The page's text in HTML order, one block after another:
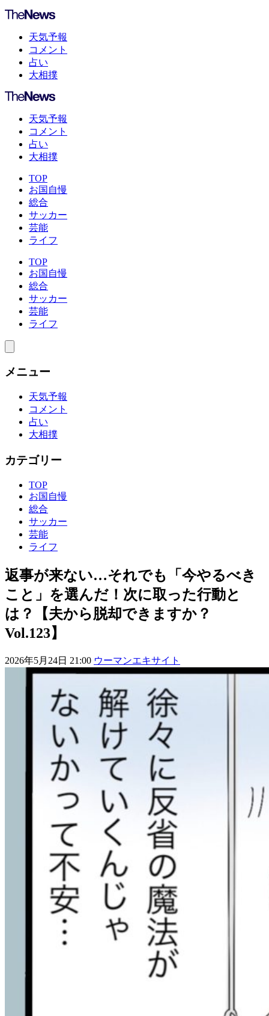
天気予報
コメント
占い
大相撲
天気予報
コメント
占い
大相撲
TOP
お国自慢
総合
サッカー
芸能
ライフ
TOP
お国自慢
総合
サッカー
芸能
ライフ
メニュー
天気予報
コメント
占い
大相撲
カテゴリー
TOP
お国自慢
総合
サッカー
芸能
ライフ
返事が来ない…それでも「今やるべき
こと」を選んだ！次に取った行動と
は？【夫から脱却できますか？
Vol.123】
2026年5月24日 21:00 ウーマンエキサイト